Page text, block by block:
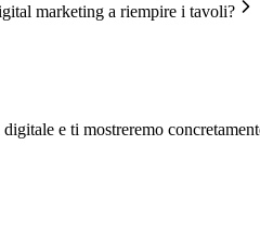
marketing a riempire i tavoli?
e ti mostreremo